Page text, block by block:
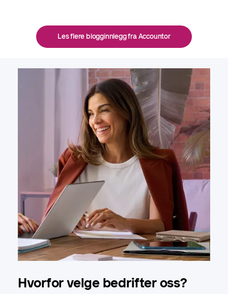
Les flere blogginnlegg fra Accountor
Hvorfor velge bedrifter oss?